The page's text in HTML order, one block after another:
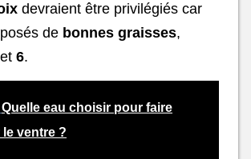
devraient être privilégiés car
de bonnes graisses,
et 6.
Quelle eau choisir pour faire
ventre ?